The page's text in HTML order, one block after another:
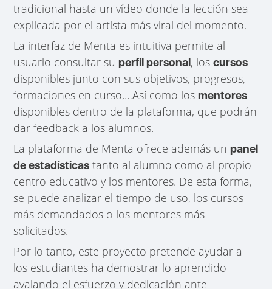
tradicional hasta un vídeo donde la lección sea
explicada por el artista más viral del momento.
La interfaz de Menta es intuitiva permite al
usuario consultar superfil personal, loscursos
disponibles junto con sus objetivos, progresos,
formaciones en curso,…Así como losmentores
disponibles dentro de la plataforma, que podrán
dar feedback a los alumnos.
La plataforma de Menta ofrece además unpanel
de estadísticas tanto al alumno como al propio
centro educativo y los mentores. De esta forma,
se puede analizar el tiempo de uso, los cursos
más demandados o los mentores más
solicitados.
Por lo tanto, este proyecto pretende ayudar a
los estudiantes ha demostrar lo aprendido
avalando el esfuerzo y dedicación ante